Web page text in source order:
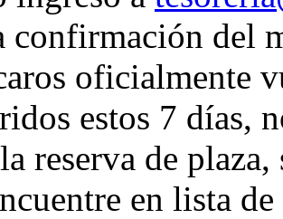
confirmación del
oficialmente
estos 7 días,
reserva de
en lista de